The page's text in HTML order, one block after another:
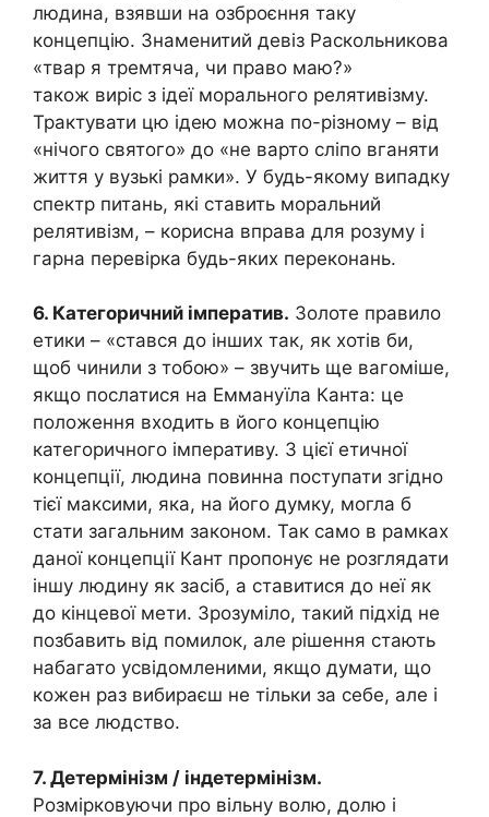
людина, взявши на озброєння таку
концепцію. Знаменитий девіз Раскольникова
«твар я тремтяча, чи право маю?»
також виріс з ідеї морального релятивізму.
Трактувати цю ідею можна по-різному – від
«нічого святого» до «не варто сліпо вганяти
життя у вузькі рамки». У будь-якому випадку
спектр питань, які ставить моральний
релятивізм, – корисна вправа для розуму і
гарна перевірка будь-яких переконань.
6. Категоричний імператив. Золоте правило
етики – «стався до інших так, як хотів би,
щоб чинили з тобою» – звучить ще вагоміше,
якщо послатися на Еммануїла Канта: це
положення входить в його концепцію
категоричного імперативу. З цієї етичної
концепції, людина повинна поступати згідно
тієї максими, яка, на його думку, могла б
стати загальним законом. Так само в рамках
даної концепції Кант пропонує не розглядати
іншу людину як засіб, а ставитися до неї як
до кінцевої мети. Зрозуміло, такий підхід не
позбавить від помилок, але рішення стають
набагато усвідомленими, якщо думати, що
кожен раз вибираєш не тільки за себе, але і
за все людство.
7. Детермінізм / індетермінізм.
Розмірковуючи про вільну волю, долю і